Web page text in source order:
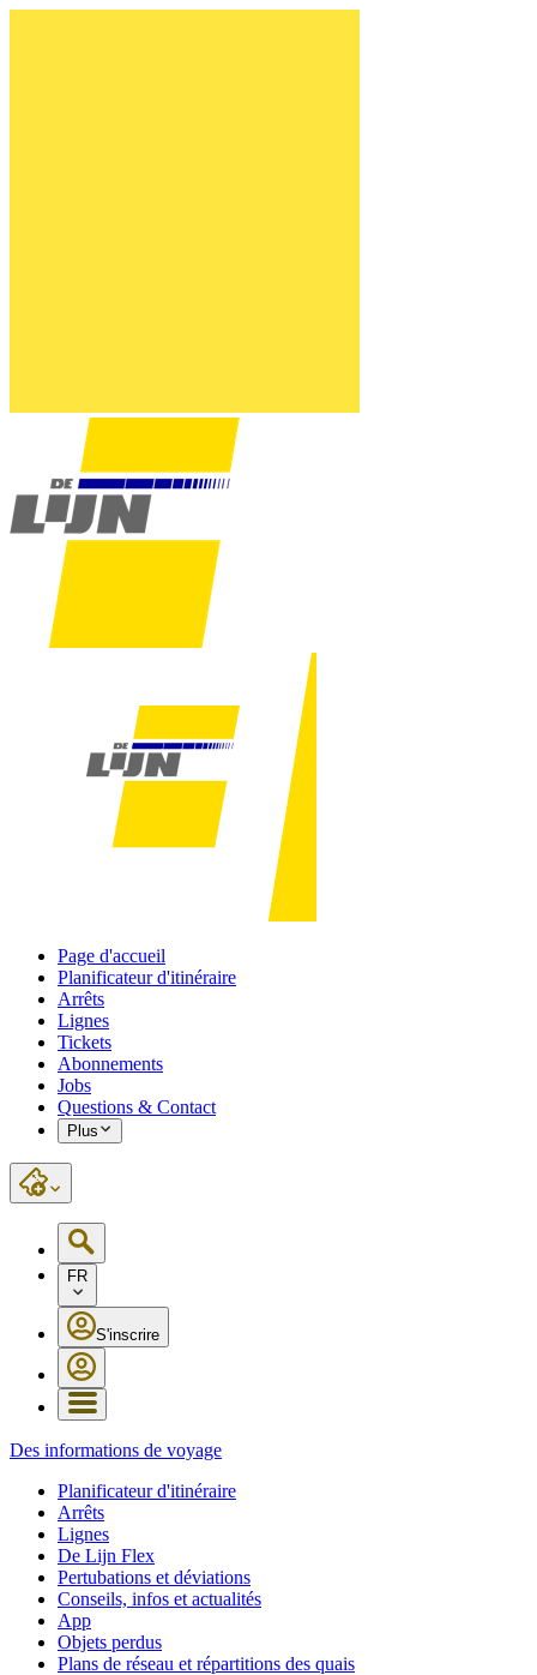
Page d'accueil
Planificateur d'itinéraire
Arrêts
Lignes
Tickets
Abonnements
Jobs
Questions & Contact
Plus
FR
S'inscrire
Des informations de voyage
Planificateur d'itinéraire
Arrêts
Lignes
De Lijn Flex
Pertubations et déviations
Conseils, infos et actualités
App
Objets perdus
Plans de réseau et répartitions des quais